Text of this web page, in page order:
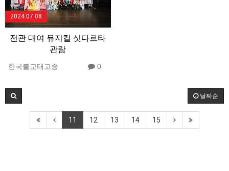
2024.07.08
전관 대여 뮤지컬 싯다르타
관람
한국불교태고종 0
날짜순
11 12 13 14 15